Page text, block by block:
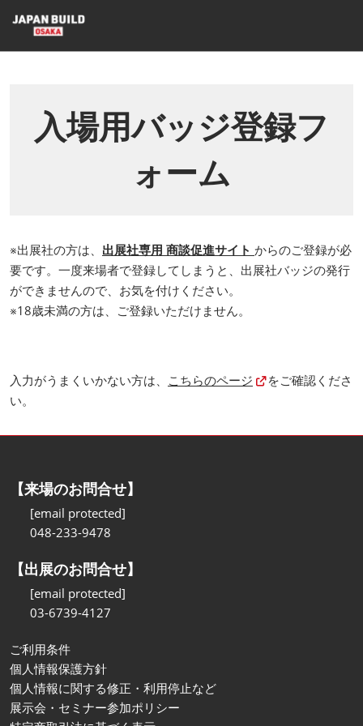
キ
ッ
入場用バッジ登録フ
ォーム
※出展社の方は、 出展社専用 商談促進サイト からのご登録が必
要です。一度来場者で登録してしまうと、出展社バッジの発行
ができませんので、お気を付けください。
※18歳未満の方は、ご登録いただけません。
入力がうまくいかない方は、 こちらのページ
をご確認くださ
い。
【来場のお問合せ】
[email protected]
048-233-9478
【出展のお問合せ】
[email protected]
03-6739-4127
ご利用条件
個人情報保護方針
個人情報に関する修正・利用停止など
展示会・セミナー参加ポリシー